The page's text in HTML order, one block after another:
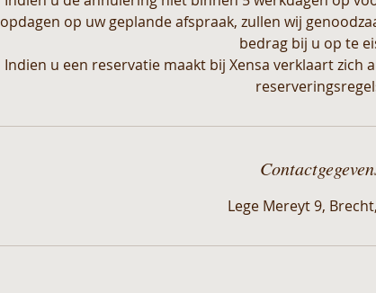
opdagen op uw geplande afspraak, zullen wij
bedrag bij u op te
Indien u een reservatie maakt bij Xensa verklaart zich
Lege Mereyt 9,